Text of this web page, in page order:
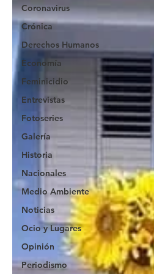
Coronavirus
Crónica
Derechos Humanos
Economía
Feminicidio
Entrevistas
Fotoseries
Galería
Historia
Nacionales
Medio Ambiente
Noticias
Ocio y Lugares
Opinión
Periodismo